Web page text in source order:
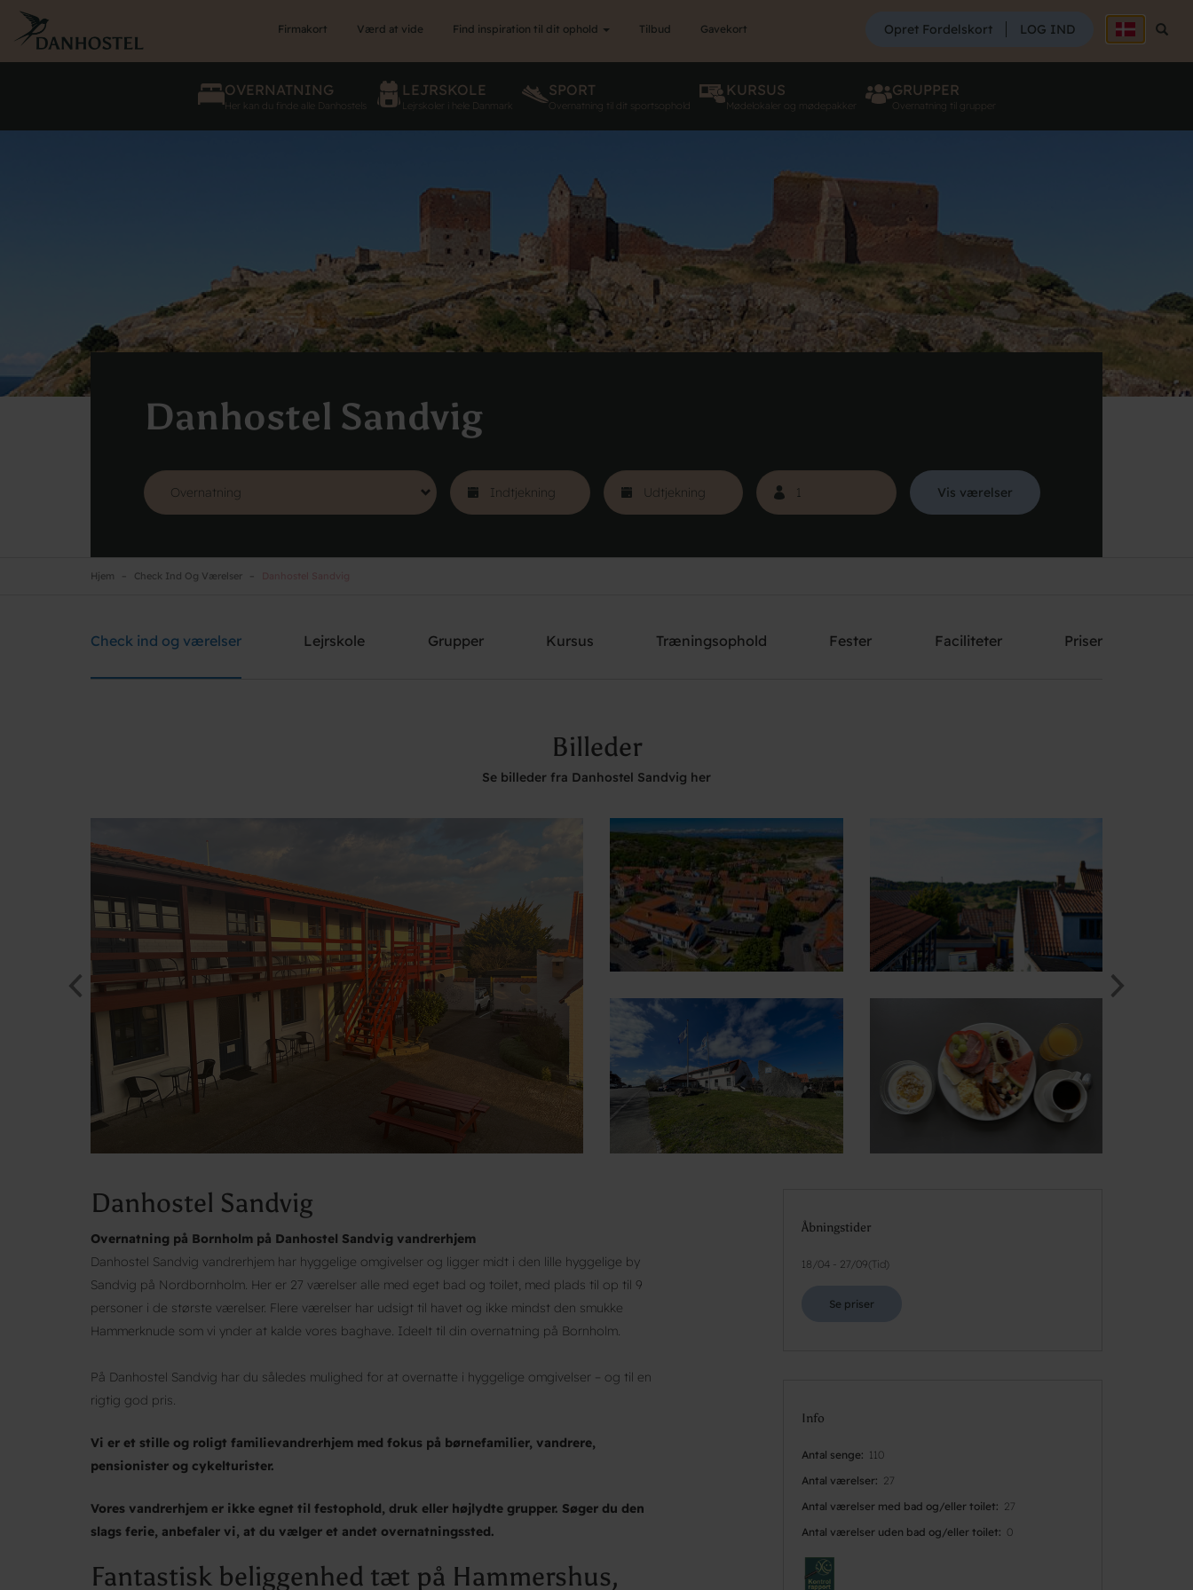
main
content
SØG
Søg
Opret Fordelskort LOG IND
Firmakort Værd at vide Find inspiration til dit ophold Tilbud Gavekort
OVERNATNING
Her kan du finde alle Danhostels
LEJRSKOLE
Lejrskoler i hele Danmark
SPORT
Overnatning til dit sportsophold
KURSUS
Mødelokaler og mødepakker
GRUPPER
Overnatning til grupper
Danhostel Sandvig
Vis værelser
Danhostel Sandvig
Hjem Check Ind Og Værelser
Check ind og værelser Lejrskole Grupper Kursus Træningsophold Fester Faciliteter Priser
Billeder
Se billeder fra Danhostel Sandvig her
Danhostel Sandvig
Overnatning på Bornholm på Danhostel Sandvig vandrerhjem
Danhostel Sandvig vandrerhjem har hyggelige omgivelser og ligger midt i den lille hyggelige by
Sandvig på Nordbornholm. Her er 27 værelser alle med eget bad og toilet, med plads til op til 9
personer i de største værelser. Flere værelser har udsigt til havet og ikke mindst den smukke
Hammerknude som vi ynder at kalde vores baghave. Ideelt til din overnatning på Bornholm.
På Danhostel Sandvig har du således mulighed for at overnatte i hyggelige omgivelser – og til en
rigtig god pris.
Vi er et stille og roligt familievandrerhjem med fokus på børnefamilier, vandrere,
pensionister og cykelturister.
Vores vandrerhjem er ikke egnet til festophold, druk eller højlydte grupper. Søger du den
slags ferie, anbefaler vi, at du vælger et andet overnatningssted.
Fantastisk beliggenhed tæt på Hammershus,
Åbningstider
18/04 - 27/09( Tid)
Se priser
Info
Antal senge
110
Antal værelser
27
Antal værelser med bad og/eller toilet
27
Antal værelser uden bad og/eller toilet
0